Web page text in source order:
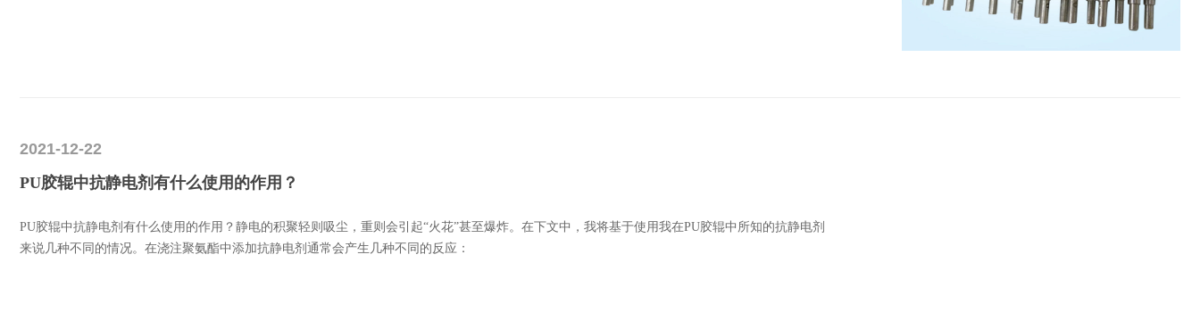
2021-12-22
PU胶辊中抗静电剂有什么使用的作用？
PU胶辊中抗静电剂有什么使用的作用？静电的积聚轻则吸尘，重则会引起“火花”甚至爆炸。在下文中，我将基于使用我在PU胶辊中所知的抗静电剂
来说几种不同的情况。在浇注聚氨酯中添加抗静电剂通常会产生几种不同的反应：